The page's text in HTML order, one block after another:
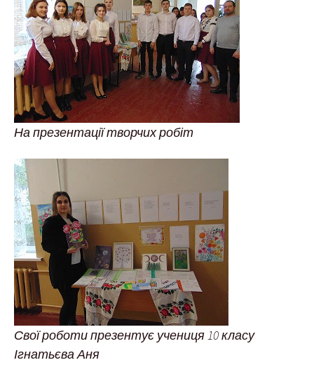
На презентації творчих робіт
Свої роботи презентує учениця 10 класу
Ігнатьєва Аня